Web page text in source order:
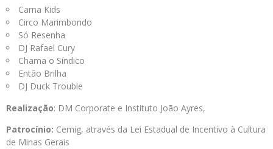
Carna Kids
Circo Marimbondo
Só Resenha
DJ Rafael Cury
Chama o Síndico
Então Brilha
DJ Duck Trouble
Realização: DM Corporate e Instituto João Ayres,
Patrocínio: Cemig, através da Lei Estadual de Incentivo à Cultura
de Minas Gerais